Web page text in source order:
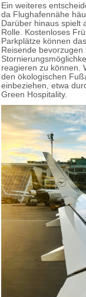
Ein weiteres
da Flughafennähe
Darüber hinaus spielt
Rolle. Kostenloses
Parkplätze können
Reisende
reagieren zu können.
den ökologischen
einbeziehen, etwa
Green Hospitality.